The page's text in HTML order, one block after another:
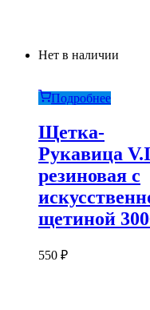
Нет в наличии
Подробнее
Щетка-
Рукавица
резиновая с
щетиной
550 ₽